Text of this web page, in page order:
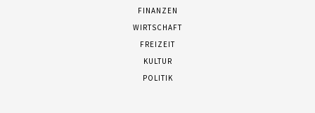
FINANZEN
WIRTSCHAFT
FREIZEIT
KULTUR
POLITIK